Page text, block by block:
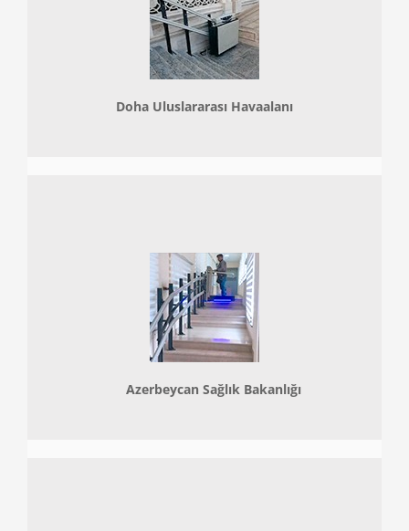
Doha Uluslararası Havaalanı
Azerbeycan Sağlık Bakanlığı